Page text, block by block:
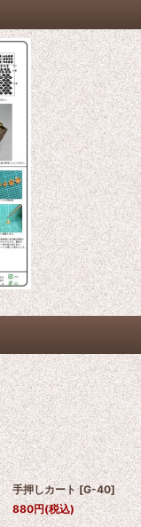
手押しカート [G-40]
880円(税込)